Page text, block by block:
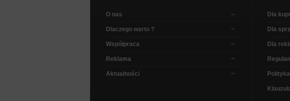
O nas
Dlaczego warto ?
Współpraca
Reklama
Aktualności
Dla
Dla
Dla